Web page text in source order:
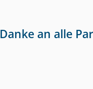
Danke an alle